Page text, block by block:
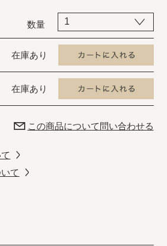
数量
在庫あり
在庫あり
この商品について問い合わせる
て